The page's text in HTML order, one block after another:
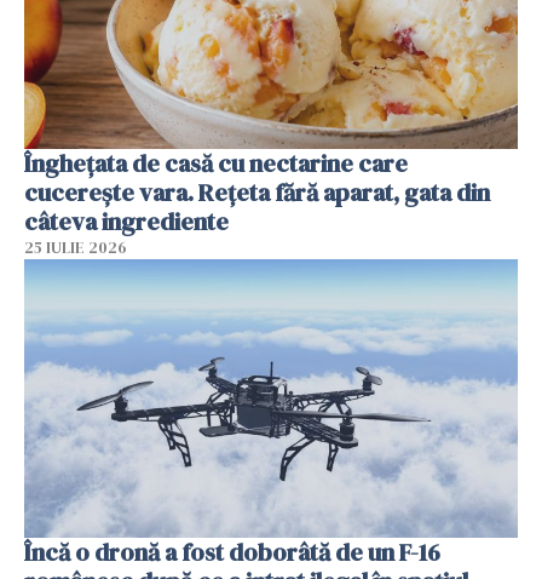
Înghețata de casă cu nectarine care
cucerește vara. Rețeta fără aparat, gata din
câteva ingrediente
25 IULIE 2026
Încă o dronă a fost doborâtă de un F-16